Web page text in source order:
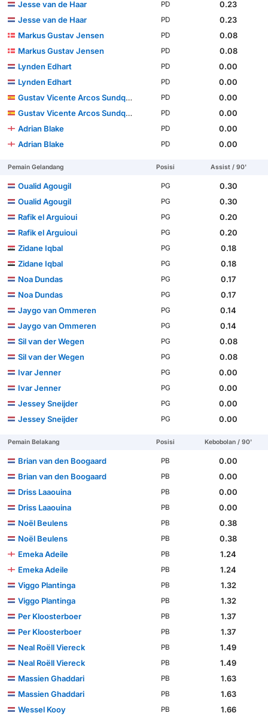
Jesse van de Haar PD
0.23
Jesse van de Haar
PD
0.23
Markus Gustav Jensen
PD
0.08
Markus Gustav Jensen
PD
0.08
Lynden Edhart
PD
0.00
Lynden Edhart
PD
0.00
Gustav Vicente Arcos Sundqvist
PD
0.00
Gustav Vicente Arcos Sundqvist
PD
0.00
Adrian Blake
PD
0.00
Adrian Blake
PD 0.00
Pemain Gelandang Posisi Assist / 90'
Oualid Agougil PG
0.30
Oualid Agougil
PG
0.30
Rafik el Arguioui
PG
0.20
Rafik el Arguioui
PG
0.20
Zidane Iqbal
PG
0.18
Zidane Iqbal
PG
0.18
Noa Dundas
PG
0.17
Noa Dundas
PG
0.17
Jaygo van Ommeren
PG
0.14
Jaygo van Ommeren
PG
0.14
Sil van der Wegen
PG
0.08
Sil van der Wegen
PG
0.08
Ivar Jenner
PG
0.00
Ivar Jenner
PG
0.00
Jessey Sneijder
PG
0.00
Jessey Sneijder
PG 0.00
Pemain Belakang Posisi Kebobolan / 90'
Brian van den Boogaard PB
0.00
Brian van den Boogaard
PB
0.00
Driss Laaouina
PB
0.00
Driss Laaouina
PB
0.00
Noël Beulens
PB
0.38
Noël Beulens
PB
0.38
Emeka Adeile
PB
1.24
Emeka Adeile
PB
1.24
Viggo Plantinga
PB
1.32
Viggo Plantinga
PB
1.32
Per Kloosterboer
PB
1.37
Per Kloosterboer
PB
1.37
Neal Roëll Viereck
PB
1.49
Neal Roëll Viereck
PB
1.49
Massien Ghaddari
PB
1.63
Massien Ghaddari
PB
1.63
Wessel Kooy
PB
1.66